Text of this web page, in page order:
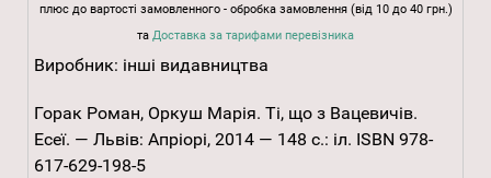
плюс до вартості замовленного - обробка замовлення (від 10 до 40 грн.)
та Доставка за тарифами перевізника
Виробник: інші видавництва
Горак Роман, Оркуш Марія. Ті, що з Вацевичів.
Есеї. — Львів: Апріорі, 2014 — 148 с.: іл. ISBN 978-
617-629-198-5